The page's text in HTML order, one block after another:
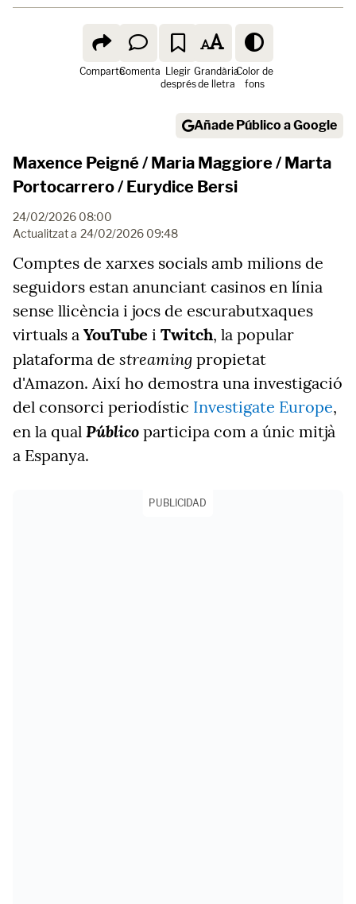
ComparteComenta Llegir
després
Grandària
de lletra
Color de
fons
Añade Público a Google
Maxence Peigné / Maria Maggiore / Marta
Portocarrero / Eurydice Bersi
24/02/2026 08:00
Actualitzat a 24/02/2026 09:48
Comptes de xarxes socials amb milions de
seguidors estan anunciant casinos en línia
sense llicència i jocs de escurabutxaques
virtuals a YouTube i Twitch, la popular
plataforma de streaming propietat
d'Amazon. Així ho demostra una investigació
del consorci periodístic Investigate Europe,
en la qual Público participa com a únic mitjà
a Espanya.
PUBLICIDAD